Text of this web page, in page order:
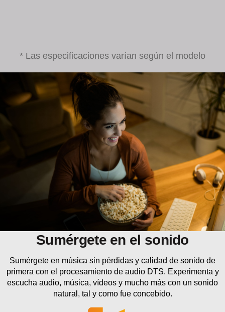
Sumérgete en el sonido
Sumérgete en música sin pérdidas y calidad de sonido de
primera con el procesamiento de audio DTS. Experimenta y
escucha audio, música, vídeos y mucho más con un sonido
natural, tal y como fue concebido.